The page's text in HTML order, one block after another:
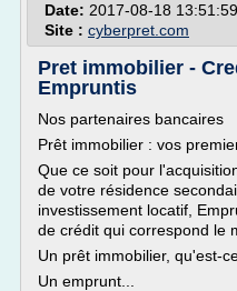
Date: 2017-08-18 13:51:59
Site : cyberpret.com
Pret immobilier -
Empruntis
Nos partenaires bancaires
Prêt immobilier : vos
Que ce soit pour
de votre résidence
investissement locatif,
de crédit qui correspond le
Un prêt immobilier, qu'est-
Un emprunt...